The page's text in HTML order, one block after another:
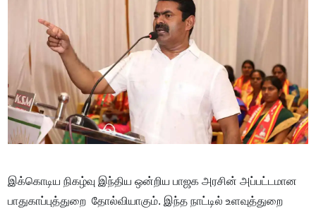
இக்கொடிய நிகழ்வு இந்திய ஒன்றிய பாஜக அரசின் அப்பட்டமான
பாதுகாப்புத்துறை தோல்வியாகும். இந்த நாட்டில் உளவுத்துறை